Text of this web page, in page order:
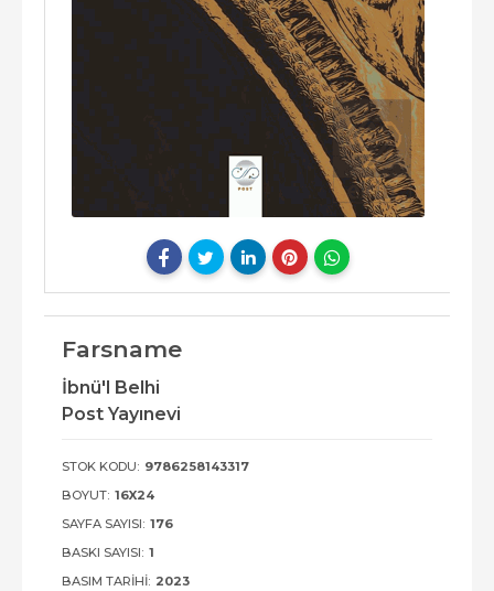
Farsname
İbnü'l Belhi
Post Yayınevi
STOK KODU: 9786258143317
BOYUT: 16X24
SAYFA SAYISI: 176
BASKI SAYISI: 1
BASIM TARIHI: 2023